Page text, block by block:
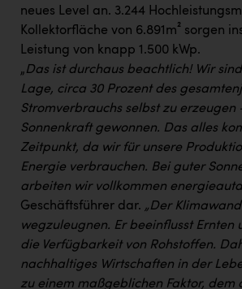
neues Level an. 3.244
Kollektorfläche von 6.891m² sorgen
Leistung von knapp 1.500 kWp.
„Das ist durchaus beachtlich! Wir
Lage, circa 30 Prozent des
Stromverbrauchs selbst zu erzeugen
Sonnenkraft gewonnen. Das alles
Zeitpunkt, da wir für unsere
Energie verbrauchen. Bei guter
arbeiten wir vollkommen
Geschäftsführer dar. „Der
wegzuleugnen. Er beeinflusst Ernten
die Verfügbarkeit von Rohstoffen.
nachhaltiges Wirtschaften in der
zu einem maßgeblichen Faktor, dem